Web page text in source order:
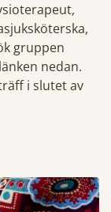
gruppen
nedan.
i slutet av